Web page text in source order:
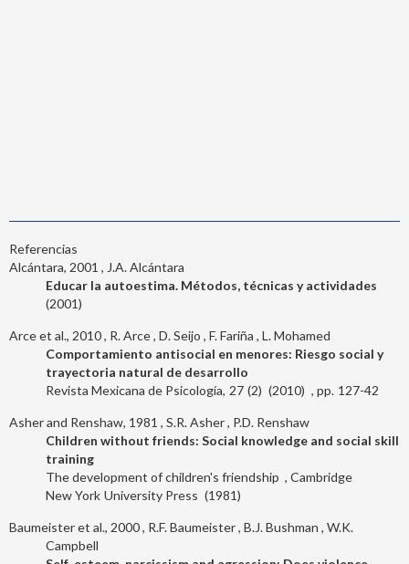
Referencias
Alcántara, 2001
J.A. Alcántara
Educar la autoestima. Métodos, técnicas y actividades
2001
Arce et al., 2010 R. Arce D. Seijo F. Fariña L. Mohamed
Comportamiento antisocial en menores: Riesgo social y
trayectoria natural de desarrollo
Revista Mexicana de Psicología 27 2 2010 127-42
Asher and Renshaw, 1981 S.R. Asher P.D. Renshaw
Children without friends: Social knowledge and social skill
training
The development of children's friendship
Cambridge
University Press
New York 1981
Baumeister et al., 2000 R.F. Baumeister B.J. Bushman W.K.
Campbell